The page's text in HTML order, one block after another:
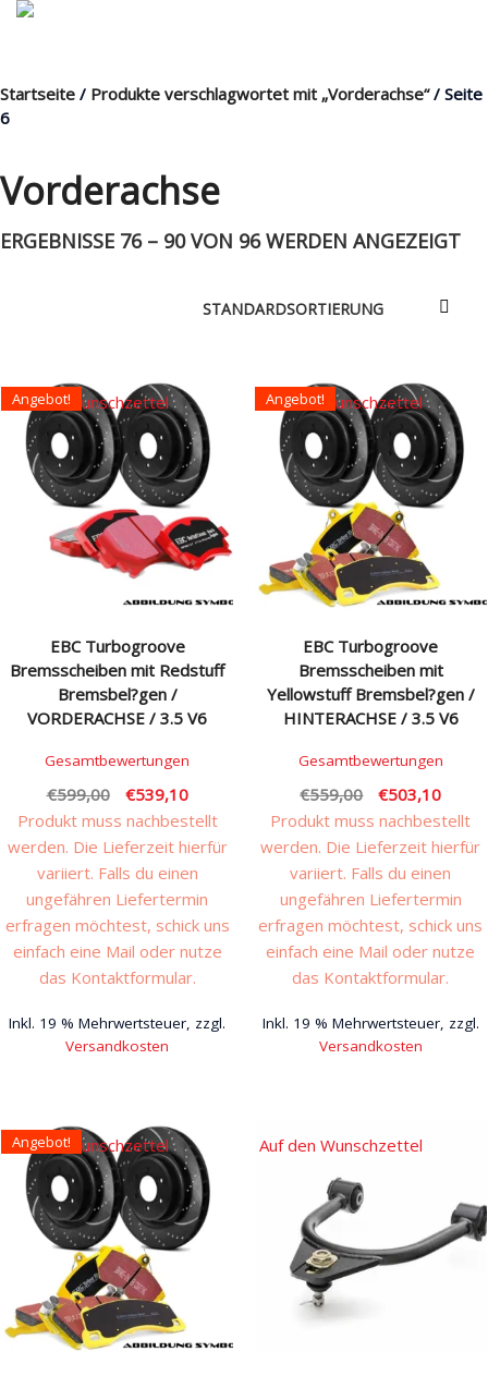
MENÜ
search
Mein Fuhrpark
Wunschliste
Blog
Rechtliches & Service
Startseite / Produkte verschlagwortet mit „Vorderachse“/ Seite
6
Vorderachse
ERGEBNISSE 76 – 90 VON 96 WERDEN ANGEZEIGT
Angebot!
EBC Turbogroove
Bremsscheiben mit Redstuff
Bremsbel?gen /
VORDERACHSE / 3.5 V6
Gesamtbewertungen
€599,00
Ursprünglicher
Preis
war:
€599,00
€539,10Aktueller
Preis
ist:
€539,10.
Produkt muss nachbestellt
werden. Die Lieferzeit hierfür
variiert. Falls du einen
ungefähren Liefertermin
erfragen möchtest, schick uns
einfach eine Mail oder nutze
das Kontaktformular.
Inkl. 19 % Mehrwertsteuer, zzgl.
Versandkosten
Auf den Wunschzettel Angebot!
EBC Turbogroove
Bremsscheiben mit
Yellowstuff Bremsbel?gen /
HINTERACHSE / 3.5 V6
Gesamtbewertungen
€559,00
Ursprünglicher
Preis
war:
€559,00
€503,10
Preis
ist:
Produkt muss nachbestellt
werden. Die Lieferzeit hierfür
variiert. Falls du einen
ungefähren Liefertermin
erfragen möchtest, schick uns
einfach eine Mail oder nutze
das Kontaktformular.
Inkl. 19 % Mehrwertsteuer, zzgl.
Versandkosten
Auf den Wunschzettel
Angebot!
Auf den Wunschzettel Auf den Wunschzettel